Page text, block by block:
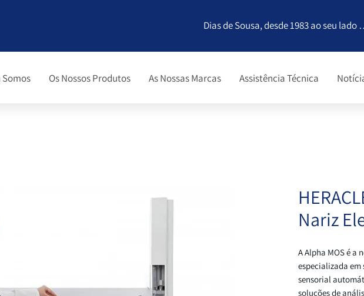
Dias de Sousa, desde 1983 ao seu
Somos Os Nossos Produtos As Nossas Marcas Assistência Técnica
Nariz
A Alpha MOS é a
especializada em
sensorial
soluções de